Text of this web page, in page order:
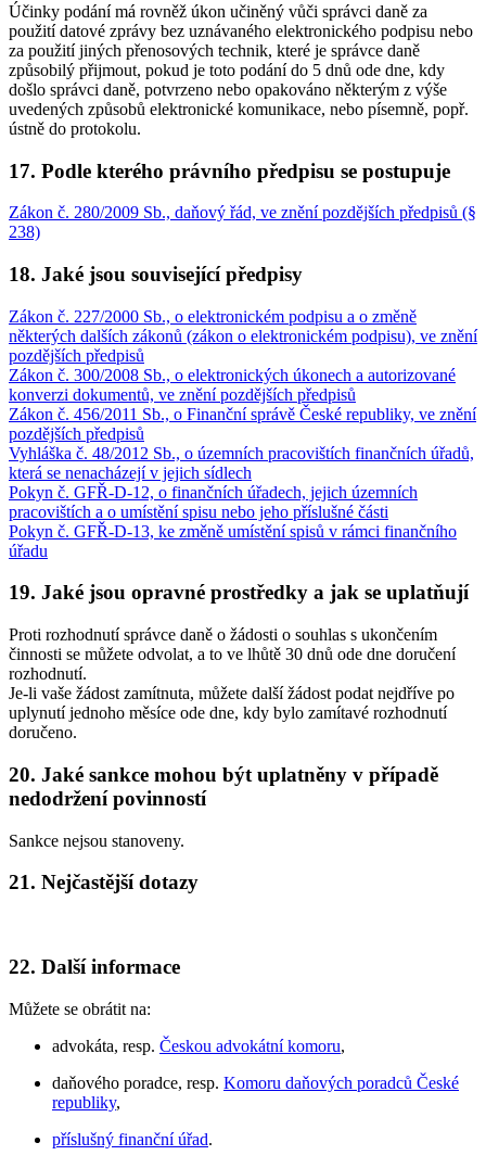
Účinky podání má rovněž úkon učiněný vůči správci daně za
použití datové zprávy bez uznávaného elektronického podpisu nebo
za použití jiných přenosových technik, které je správce daně
způsobilý přijmout, pokud je toto podání do 5 dnů ode dne, kdy
došlo správci daně, potvrzeno nebo opakováno některým z výše
uvedených způsobů elektronické komunikace, nebo písemně, popř.
ústně do protokolu.
17. Podle kterého právního předpisu se postupuje
Zákon č. 280/2009 Sb., daňový řád, ve znění pozdějších předpisů (§
238)
18. Jaké jsou související předpisy
Zákon č. 227/2000 Sb., o elektronickém podpisu a o změně
některých dalších zákonů (zákon o elektronickém podpisu), ve znění
pozdějších předpisů
Zákon č. 300/2008 Sb., o elektronických úkonech a autorizované
konverzi dokumentů, ve znění pozdějších předpisů
Zákon č. 456/2011 Sb., o Finanční správě České republiky, ve znění
pozdějších předpisů
Vyhláška č. 48/2012 Sb., o územních pracovištích finančních úřadů,
která se nenacházejí v jejich sídlech
Pokyn č. GFŘ-D-12, o finančních úřadech, jejich územních
pracovištích a o umístění spisu nebo jeho příslušné části
Pokyn č. GFŘ-D-13, ke změně umístění spisů v rámci finančního
úřadu
19. Jaké jsou opravné prostředky a jak se uplatňují
Proti rozhodnutí správce daně o žádosti o souhlas s ukončením
činnosti se můžete odvolat, a to ve lhůtě 30 dnů ode dne doručení
rozhodnutí.
Je-li vaše žádost zamítnuta, můžete další žádost podat nejdříve po
uplynutí jednoho měsíce ode dne, kdy bylo zamítavé rozhodnutí
doručeno.
20. Jaké sankce mohou být uplatněny v případě
nedodržení povinností
Sankce nejsou stanoveny.
21. Nejčastější dotazy
22. Další informace
Můžete se obrátit na:
advokáta, resp. Českou advokátní komoru,
daňového poradce, resp. Komoru daňových poradců České
republiky,
příslušný finanční úřad.